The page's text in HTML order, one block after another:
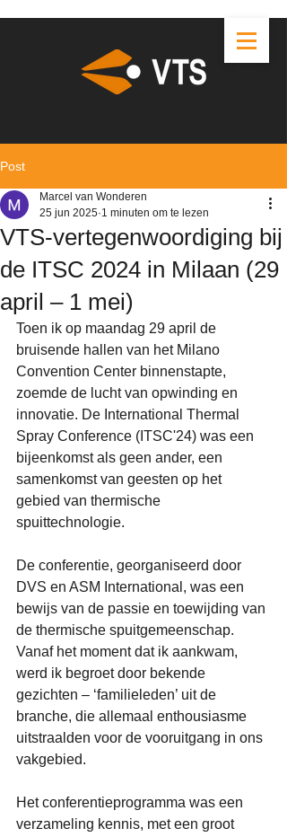
Post
VTS-vertegenwoordiging bij
de ITSC 2024 in Milaan (29
april – 1 mei)
Marcel van Wonderen
25 jun 2025 1 minuten om te lezen
Toen ik op maandag 29 april de
bruisende hallen van het Milano
Convention Center binnenstapte,
zoemde de lucht van opwinding en
innovatie. De International Thermal
Spray Conference (ITSC'24) was een
bijeenkomst als geen ander, een
samenkomst van geesten op het
gebied van thermische
spuittechnologie.
De conferentie, georganiseerd door
DVS en ASM International, was een
bewijs van de passie en toewijding van
de thermische spuitgemeenschap.
Vanaf het moment dat ik aankwam,
werd ik begroet door bekende
gezichten – ‘familieleden’ uit de
branche, die allemaal enthousiasme
uitstraalden voor de vooruitgang in ons
vakgebied.
Het conferentieprogramma was een
verzameling kennis, met een groot